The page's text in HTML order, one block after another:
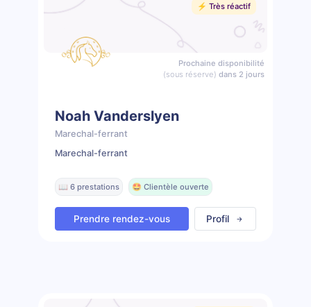
⚡️ Très réactif
Prochaine disponibilité
(sous réserve) dans 2 jours
Noah Vanderslyen
Marechal-ferrant
Marechal-ferrant
📖 6 prestations 🤩 Clientèle ouverte
Prendre rendez-vous Profil